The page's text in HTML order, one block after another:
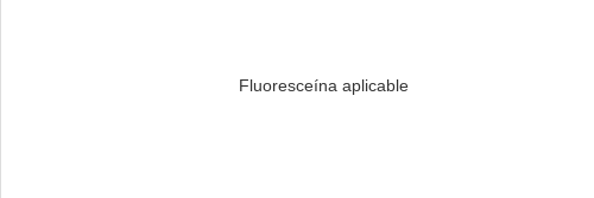
Fluoresceína aplicable